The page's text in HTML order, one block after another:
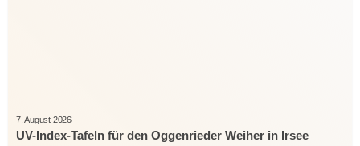
7. August 2026
UV-Index-Tafeln für den Oggenrieder Weiher in Irsee